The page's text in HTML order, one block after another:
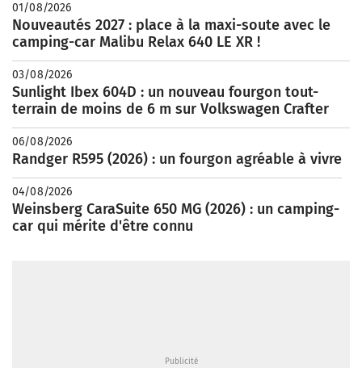
01/08/2026
Nouveautés 2027 : place à la maxi-soute avec le
camping-car Malibu Relax 640 LE XR !
03/08/2026
Sunlight Ibex 604D : un nouveau fourgon tout-
terrain de moins de 6 m sur Volkswagen Crafter
06/08/2026
Randger R595 (2026) : un fourgon agréable à vivre
04/08/2026
Weinsberg CaraSuite 650 MG (2026) : un camping-
car qui mérite d'être connu